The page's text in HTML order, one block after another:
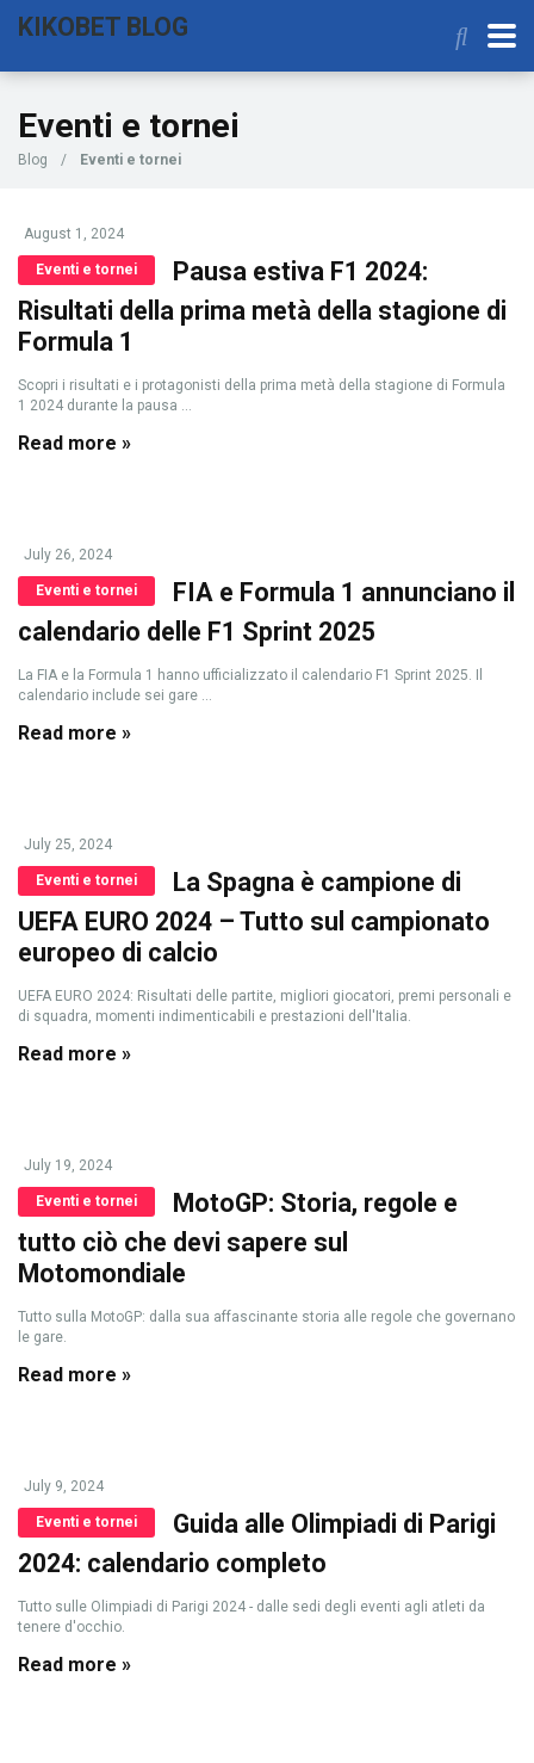
KIKOBET BLOG
Eventi e tornei
Blog / Eventi e tornei
August 1, 2024
Eventi e tornei
Pausa estiva F1 2024:
Risultati della prima metà della stagione di
Formula 1
Scopri i risultati e i protagonisti della prima metà della stagione di Formula
1 2024 durante la pausa ...
Read more »
July 26, 2024
Eventi e tornei
FIA e Formula 1 annunciano il
calendario delle F1 Sprint 2025
La FIA e la Formula 1 hanno ufficializzato il calendario F1 Sprint 2025. Il
calendario include sei gare ...
Read more »
July 25, 2024
Eventi e tornei
La Spagna è campione di
UEFA EURO 2024 – Tutto sul campionato
europeo di calcio
UEFA EURO 2024: Risultati delle partite, migliori giocatori, premi personali e
di squadra, momenti indimenticabili e prestazioni dell'Italia.
Read more »
July 19, 2024
Eventi e tornei
MotoGP: Storia, regole e
tutto ciò che devi sapere sul
Motomondiale
Tutto sulla MotoGP: dalla sua affascinante storia alle regole che governano
le gare.
Read more »
July 9, 2024
Eventi e tornei
Guida alle Olimpiadi di Parigi
2024: calendario completo
Tutto sulle Olimpiadi di Parigi 2024 - dalle sedi degli eventi agli atleti da
tenere d'occhio.
Read more »